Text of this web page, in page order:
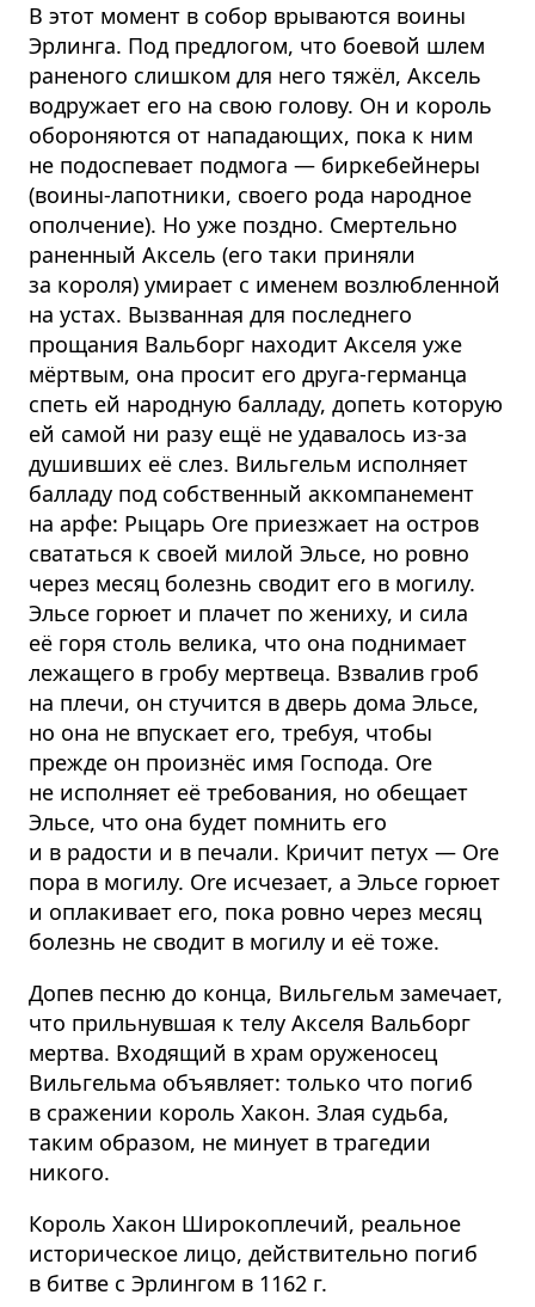
В этот момент в собор врываются воины
Эрлинга. Под предлогом, что боевой шлем
раненого слишком для него тяжёл, Аксель
водружает его на свою голову. Он и король
обороняются от нападающих, пока к ним
не подоспевает подмога — биркебейнеры
(воины-лапотники, своего рода народное
ополчение). Но уже поздно. Смертельно
раненный Аксель (его таки приняли
за короля) умирает с именем возлюбленной
на устах. Вызванная для последнего
прощания Вальборг находит Акселя уже
мёртвым, она просит его друга-германца
спеть ей народную балладу, допеть которую
ей самой ни разу ещё не удавалось из-за
душивших её слез. Вильгельм исполняет
балладу под собственный аккомпанемент
на арфе: Рыцарь Ore приезжает на остров
свататься к своей милой Эльсе, но ровно
через месяц болезнь сводит его в могилу.
Эльсе горюет и плачет по жениху, и сила
её горя столь велика, что она поднимает
лежащего в гробу мертвеца. Взвалив гроб
на плечи, он стучится в дверь дома Эльсе,
но она не впускает его, требуя, чтобы
прежде он произнёс имя Господа. Ore
не исполняет её требования, но обещает
Эльсе, что она будет помнить его
и в радости и в печали. Кричит петух — Ore
пора в могилу. Ore исчезает, а Эльсе горюет
и оплакивает его, пока ровно через месяц
болезнь не сводит в могилу и её тоже.
Допев песню до конца, Вильгельм замечает,
что прильнувшая к телу Акселя Вальборг
мертва. Входящий в храм оруженосец
Вильгельма объявляет: только что погиб
в сражении король Хакон. Злая судьба,
таким образом, не минует в трагедии
никого.
Король Хакон Широкоплечий, реальное
историческое лицо, действительно погиб
в битве с Эрлингом в 1162 г.